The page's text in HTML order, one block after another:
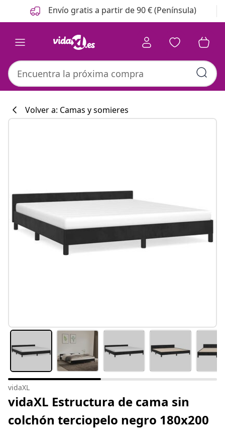
Anterior
Siguiente Envío gratis a partir de 90 € (Península)
#sharemevidaxl
Volver a: Camas y somieres
vidaXL
vidaXL Estructura de cama sin
colchón terciopelo negro 180x200